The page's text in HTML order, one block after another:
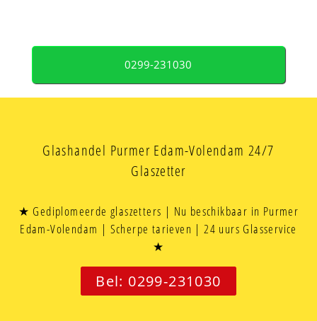
0299-231030
Glashandel Purmer Edam-Volendam 24/7
Glaszetter
★ Gediplomeerde glaszetters | Nu beschikbaar in Purmer
Edam-Volendam | Scherpe tarieven | 24 uurs Glasservice
★
Bel: 0299-231030